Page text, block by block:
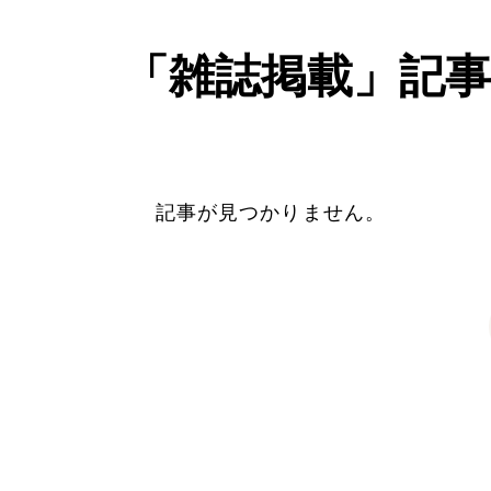
「雑誌掲載」記
記事が見つかりません。